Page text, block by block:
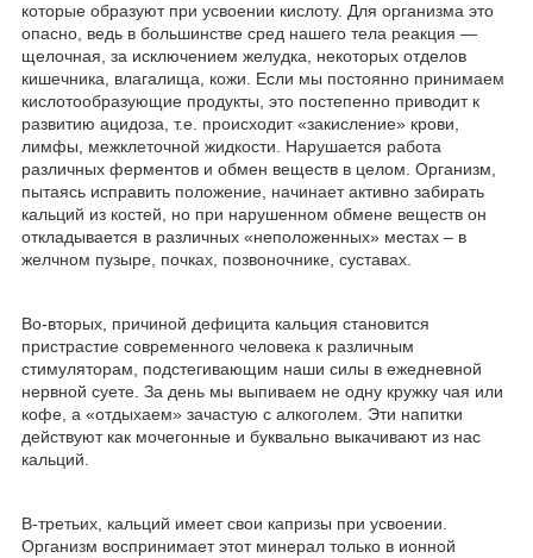
которые образуют при усвоении кислоту. Для организма это
опасно, ведь в большинстве сред нашего тела реакция ―
щелочная, за исключением желудка, некоторых отделов
кишечника, влагалища, кожи. Если мы постоянно принимаем
кислотообразующие продукты, это постепенно приводит к
развитию ацидоза, т.е. происходит «закисление» крови,
лимфы, межклеточной жидкости. Нарушается работа
различных ферментов и обмен веществ в целом. Организм,
пытаясь исправить положение, начинает активно забирать
кальций из костей, но при нарушенном обмене веществ он
откладывается в различных «неположенных» местах – в
желчном пузыре, почках, позвоночнике, суставах.
Во-вторых, причиной дефицита кальция становится
пристрастие современного человека к различным
стимуляторам, подстегивающим наши силы в ежедневной
нервной суете. За день мы выпиваем не одну кружку чая или
кофе, а «отдыхаем» зачастую с алкоголем. Эти напитки
действуют как мочегонные и буквально выкачивают из нас
кальций.
В-третьих, кальций имеет свои капризы при усвоении.
Организм воспринимает этот минерал только в ионной